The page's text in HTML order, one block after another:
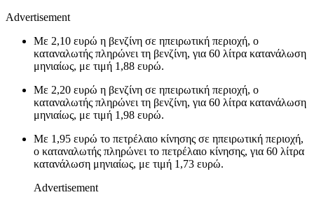
Advertisement
Με 2,10 ευρώ η βενζίνη σε ηπειρωτική περιοχή, ο
καταναλωτής πληρώνει τη βενζίνη, για 60 λίτρα κατανάλωση
μηνιαίως, με τιμή 1,88 ευρώ.
Με 2,20 ευρώ η βενζίνη σε ηπειρωτική περιοχή, ο
καταναλωτής πληρώνει τη βενζίνη, για 60 λίτρα κατανάλωση
μηνιαίως, με τιμή 1,98 ευρώ.
Mε 1,95 ευρώ το πετρέλαιο κίνησης σε ηπειρωτική περιοχή,
ο καταναλωτής πληρώνει το πετρέλαιο κίνησης, για 60 λίτρα
κατανάλωση μηνιαίως, με τιμή 1,73 ευρώ.
Advertisement